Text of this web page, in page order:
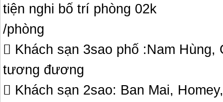
tiện nghi bố trí phòng 02k
/phòng
 Khách sạn 3sao phố :Nam
tương đương
 Khách sạn 2sao: Ban Mai,